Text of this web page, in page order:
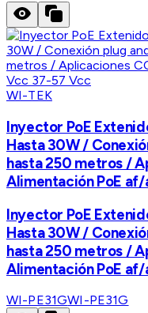
WI-TEK
Inyector PoE
Hasta 30W /
hasta 250 metros /
Alimentación PoE
Inyector PoE
Hasta 30W /
hasta 250 metros /
Alimentación PoE
WI-PE31GWI-PE31G